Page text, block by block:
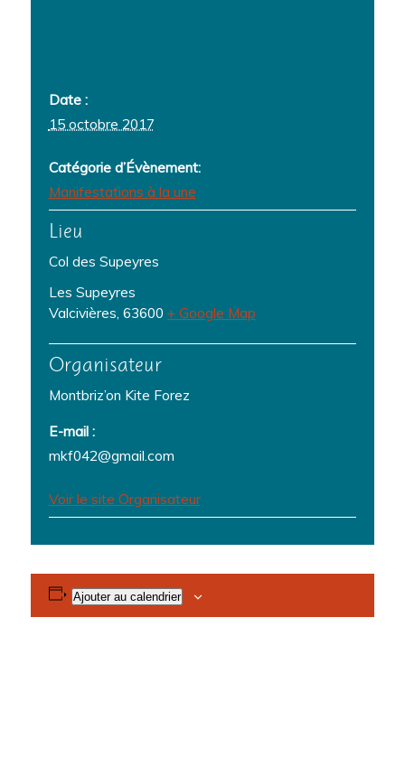
Date :
15 octobre 2017
Catégorie d’Évènement:
Manifestations à la une
Lieu
Col des Supeyres
Les Supeyres
Valcivières, 63600 + Google Map
Organisateur
Montbriz’on Kite Forez
E-mail :
mkf042@gmail.com
Voir le site Organisateur
Ajouter au calendrier